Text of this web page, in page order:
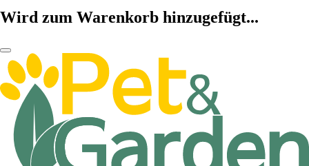
Wird zum Warenkorb hinzugefügt...